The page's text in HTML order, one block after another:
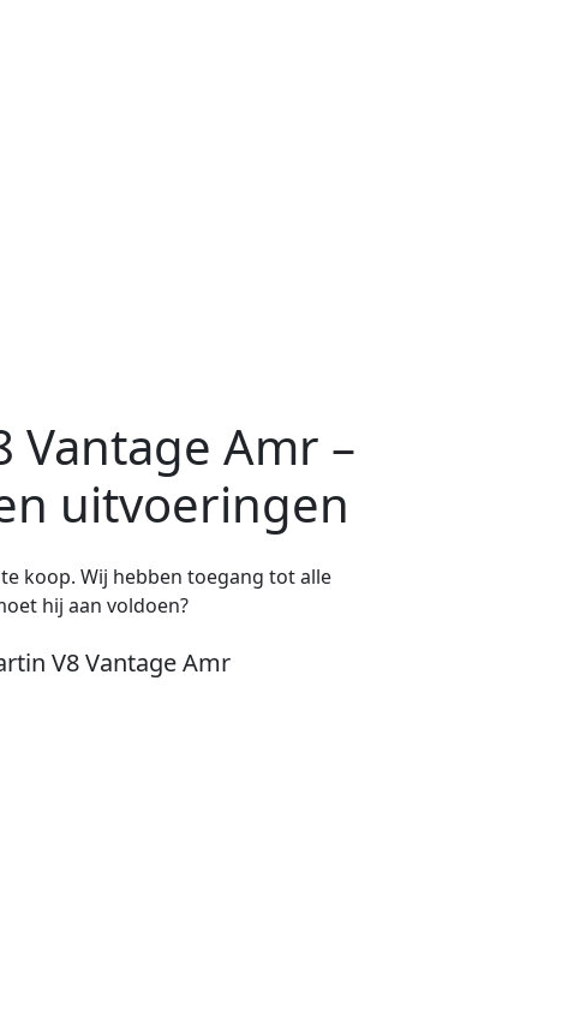
Vantage Amr –
uitvoeringen
koop. Wij hebben toegang tot alle
hij aan voldoen?
V8 Vantage Amr